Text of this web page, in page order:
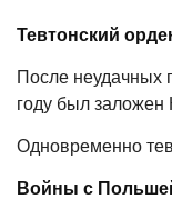
Тевтонский
После неудачных
году был заложен
Одновременно
Войны с